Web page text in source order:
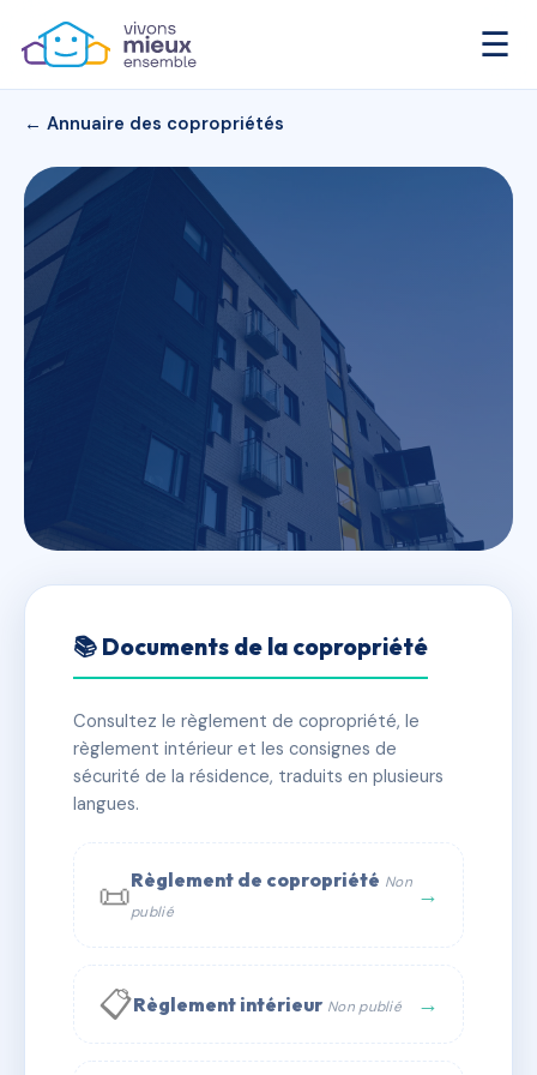
☰
← Annuaire des copropriétés
177 A RUE ABBE DE L'EPEE
✓ Immatriculée 🏠 20 lots 🏗 1 bâtiment(s)
📞 Contacter Syndic Digital
📚 Documents de la copropriété
Consultez le règlement de copropriété, le
règlement intérieur et les consignes de
sécurité de la résidence, traduits en plusieurs
langues.
📜Règlement de copropriété Non
publié
→
📋Règlement intérieur Non publié →